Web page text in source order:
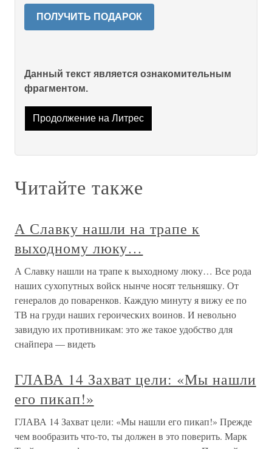
ПОЛУЧИТЬ ПОДАРОК
Данный текст является ознакомительным
фрагментом.
Продолжение на Литрес
Читайте также
А Славку нашли на трапе к
выходному люку…
А Славку нашли на трапе к выходному люку… Все рода
наших сухопутных войск нынче носят тельняшку. От
генералов до поваренков. Каждую минуту я вижу ее по
ТВ на груди наших героических воинов. И невольно
завидую их противникам: это же такое удобство для
снайпера — видеть
ГЛАВА 14 Захват цели: «Мы нашли
его пикап!»
ГЛАВА 14 Захват цели: «Мы нашли его пикап!» Прежде
чем вообразить что-то, ты должен в это поверить. Марк